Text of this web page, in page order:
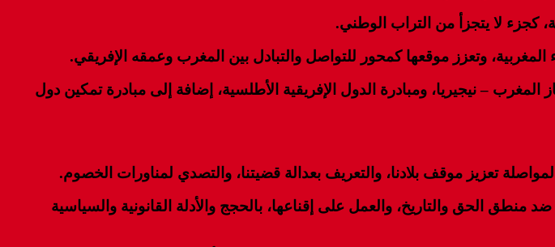
كجزء لا يتجزأ من التراب الوطني.
المغربية، وتعزز موقعها كمحور للتواصل والتبادل بين المغرب وعمقه الإفريقي.
– نيجيريا، ومبادرة الدول الإفريقية الأطلسية، إضافة إلى مبادرة تمكين دول
تعزيز موقف بلادنا، والتعريف بعدالة قضيتنا، والتصدي لمناورات الخصوم.
الحق والتاريخ، والعمل على إقناعها، بالحجج والأدلة القانونية والسياسية